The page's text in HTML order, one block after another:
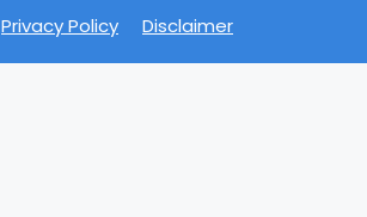
Privacy Policy Disclaimer